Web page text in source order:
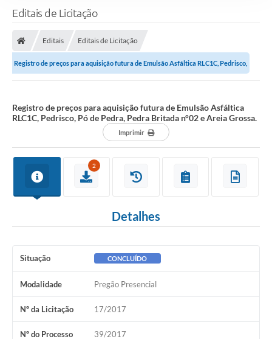
Editais de Licitação
Editais Editais de Licitação
Registro de preços para aquisição futura de Emulsão Asfáltica RLC1C, Pedrisco,
Registro de preços para aquisição futura de Emulsão Asfáltica
RLC1C, Pedrisco, Pó de Pedra, Pedra Britada n°02 e Areia Grossa.
Imprimir
2
Detalhes
Situação CONCLUÍDO
Modalidade Pregão Presencial
Nº da Licitação 17/2017
Nº do Processo 39/2017